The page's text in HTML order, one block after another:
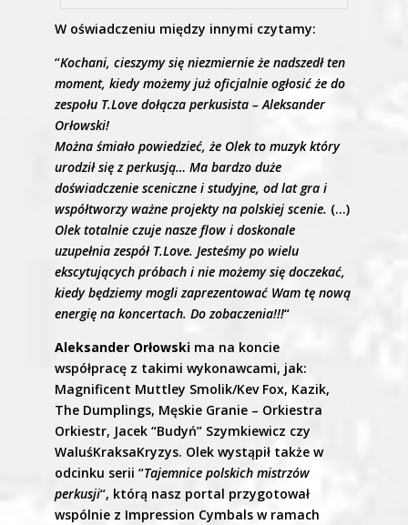
W oświadczeniu między innymi czytamy:
“Kochani, cieszymy się niezmiernie że nadszedł ten
moment, kiedy możemy już oficjalnie ogłosić że do
zespołu T.Love dołącza perkusista – Aleksander
Orłowski!
Można śmiało powiedzieć, że Olek to muzyk który
urodził się z perkusją… Ma bardzo duże
doświadczenie sceniczne i studyjne, od lat gra i
współtworzy ważne projekty na polskiej scenie. (…)
Olek totalnie czuje nasze flow i doskonale
uzupełnia zespół T.Love. Jesteśmy po wielu
ekscytujących próbach i nie możemy się doczekać,
kiedy będziemy mogli zaprezentować Wam tę nową
energię na koncertach. Do zobaczenia!!!“
Aleksander Orłowskima na koncie
współpracę z takimi wykonawcami, jak:
Magnificent Muttley Smolik/Kev Fox, Kazik,
The Dumplings, Męskie Granie – Orkiestra
Orkiestr, Jacek “Budyń” Szymkiewicz czy
WaluśKraksaKryzys. Olek wystąpił także w
odcinku serii “Tajemnice polskich mistrzów
perkusji“, którą nasz portal przygotował
wspólnie z Impression Cymbals w ramach